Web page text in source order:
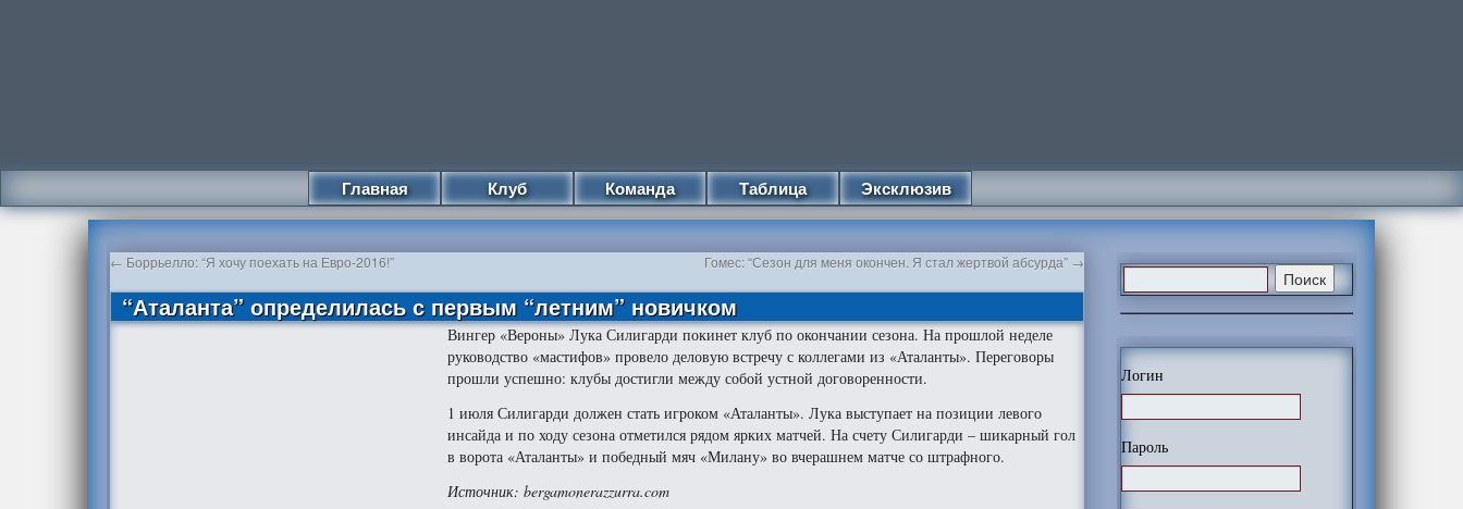
Главная Клуб Команда Таблица Эксклюзив
← Боррьелло: “Я хочу поехать на Евро-2016!” Гомес: “Сезон для меня окончен. Я стал жертвой абсурда” →
“Аталанта” определилась с первым “летним” новичком
Вингер «Вероны» Лука Силигарди покинет клуб по окончании сезона. На прошлой неделе
руководство «мастифов» провело деловую встречу с коллегами из «Аталанты». Переговоры
прошли успешно: клубы достигли между собой устной договоренности.
1 июля Силигарди должен стать игроком «Аталанты». Лука выступает на позиции левого
инсайда и по ходу сезона отметился рядом ярких матчей. На счету Силигарди – шикарный гол
в ворота «Аталанты» и победный мяч «Милану» во вчерашнем матче со штрафного.
Источник: bergamonerazzurra.com
Логин
Пароль